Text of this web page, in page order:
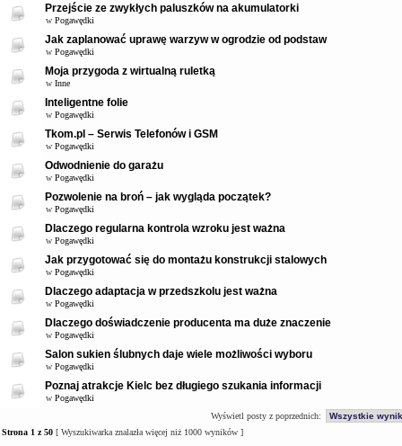
Przejście ze zwykłych paluszków na akumulatorki
w Pogawędki
Jak zaplanować uprawę warzyw w ogrodzie od podstaw
w Pogawędki
Moja przygoda z wirtualną ruletką
w Inne
Inteligentne folie
w Pogawędki
Tkom.pl – Serwis Telefonów i GSM
w Pogawędki
Odwodnienie do garażu
w Pogawędki
Pozwolenie na broń – jak wygląda początek?
w Pogawędki
Dlaczego regularna kontrola wzroku jest ważna
w Pogawędki
Jak przygotować się do montażu konstrukcji stalowych
w Pogawędki
Dlaczego adaptacja w przedszkolu jest ważna
w Pogawędki
Dlaczego doświadczenie producenta ma duże znaczenie
w Pogawędki
Salon sukien ślubnych daje wiele możliwości wyboru
w Pogawędki
Poznaj atrakcje Kielc bez długiego szukania informacji
w Pogawędki
Wyświetl posty z poprzednich:
Strona 1 z50 [ Wyszukiwarka znalazła więcej niż 1000 wyników ]